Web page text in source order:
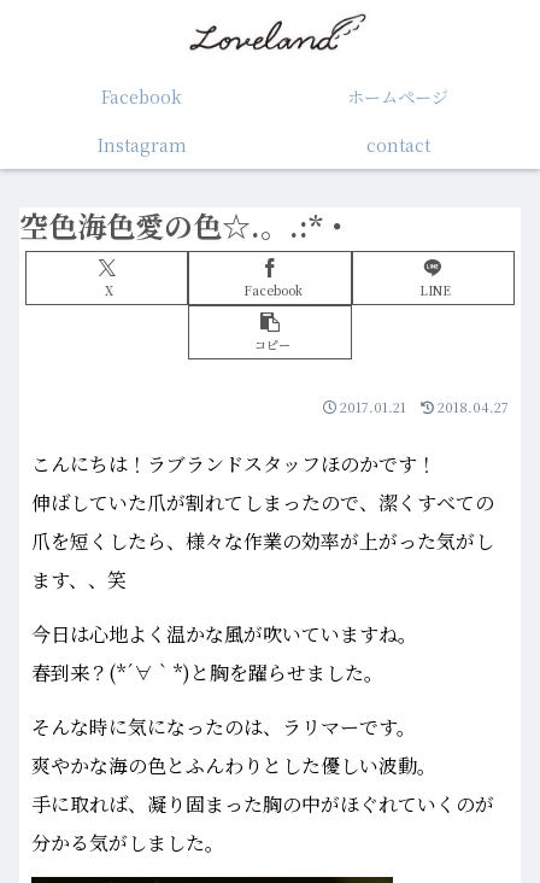
Facebook
ホームぺージ
Instagram
contact
空色海色愛の色☆.。.:*・
X Facebook LINE
コピー
2017.01.21 2018.04.27
こんにちは！ラブランドスタッフほのかです！
伸ばしていた爪が割れてしまったので、潔くすべての
爪を短くしたら、様々な作業の効率が上がった気がし
ます、、笑
今日は心地よく温かな風が吹いていますね。
春到来？(*´∀｀*)と胸を躍らせました。
そんな時に気になったのは、ラリマーです。
爽やかな海の色とふんわりとした優しい波動。
手に取れば、凝り固まった胸の中がほぐれていくのが
分かる気がしました。